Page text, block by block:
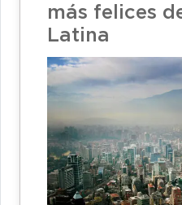
más felices
Latina